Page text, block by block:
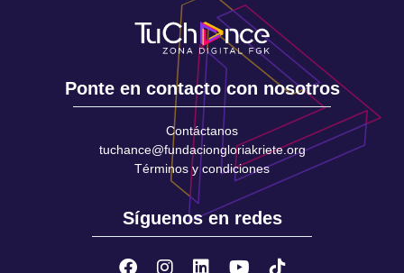
Ponte en contacto con nosotros
Contáctanos
tuchance@fundaciongloriakriete.org
Términos y condiciones
Síguenos en redes